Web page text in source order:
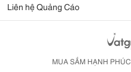
Liên hệ Quảng Cáo
MUA SẮM HẠNH